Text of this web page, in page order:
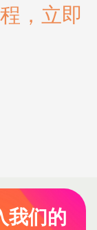
，立即
我们的